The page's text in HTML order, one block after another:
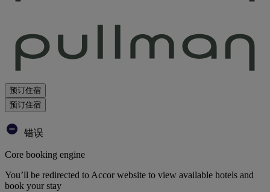
预订住宿
预订住宿
错误
Core booking engine
You’ll be redirected to Accor website to view available hotels and
book your stay